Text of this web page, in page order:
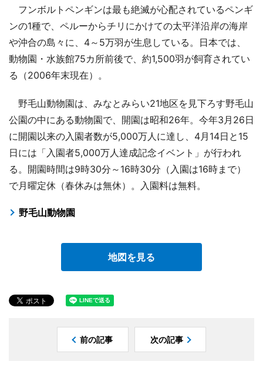
フンボルトペンギンは最も絶滅が心配されているペンギ
ンの1種で、ペルーからチリにかけての太平洋沿岸の海岸
や沖合の島々に、4～5万羽が生息している。日本では、
動物園・水族館75カ所前後で、約1,500羽が飼育されてい
る（2006年末現在）。
野毛山動物園は、みなとみらい21地区を見下ろす野毛山
公園の中にある動物園で、開園は昭和26年。今年3月26日
に開園以来の入園者数が5,000万人に達し、4月14日と15
日には「入園者5,000万人達成記念イベント」が行われ
る。開園時間は9時30分～16時30分（入園は16時まで）
で月曜定休（春休みは無休）。入園料は無料。
野毛山動物園
地図を見る
前の記事 次の記事